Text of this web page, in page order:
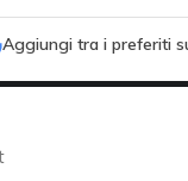
Aggiungi tra i preferiti